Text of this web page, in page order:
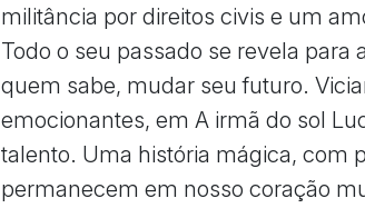
militância por direitos civis e um
Todo o seu passado se revela para
quem sabe, mudar seu futuro.
emocionantes, em A irmã do sol
talento. Uma história mágica, com
permanecem em nosso coração